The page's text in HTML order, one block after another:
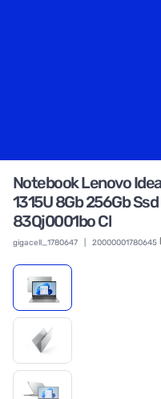
Notebook Lenovo
1315U 8Gb 256Gb
83Qj0001bo Cl
gigacell_1780647 20000001780645